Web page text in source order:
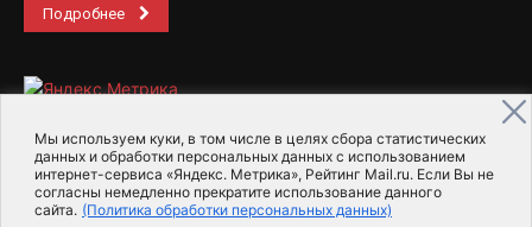
Мы используем куки, в том числе в целях сбора статистических
данных и обработки персональных данных с использованием
интернет-сервиса «Яндекс. Метрика», Рейтинг Mail.ru. Если Вы не
согласны немедленно прекратите использование данного
сайта. (Политика обработки персональных данных)
Подробнее
2015-2026- Информационное агентство МедиаПоток